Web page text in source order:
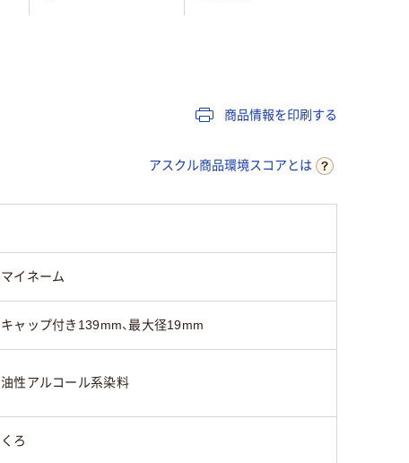
ツイン
商品情報を印刷する
アスクル商品環境スコアとは
マイネーム
キャップ付き139mm、最大径19mm
油性アルコール系染料
くろ